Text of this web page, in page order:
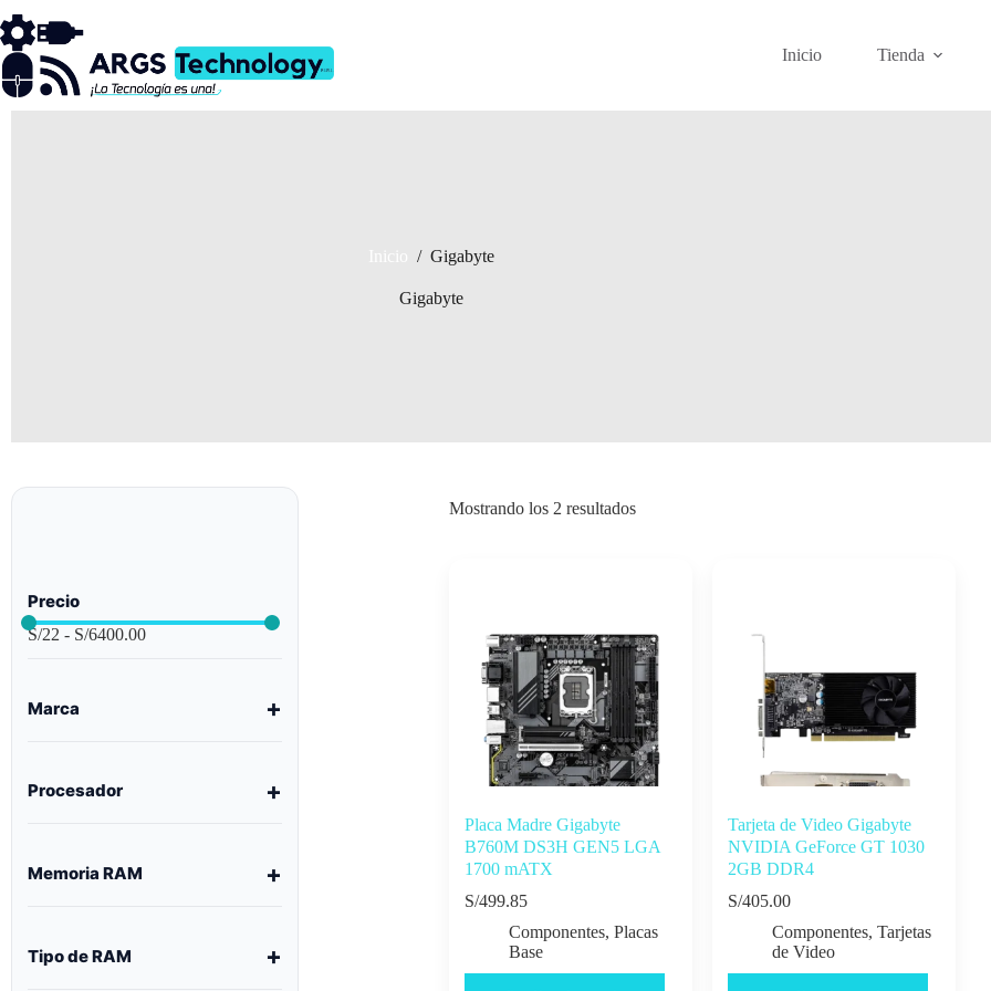
al
contenido
Inicio Tienda
/ Gigabyte
Gigabyte
Mostrando los 2 resultados
Placa Madre Gigabyte
B760M DS3H GEN5 LGA
1700 mATX
S/499.85
Componentes, Placas
Base
Tarjeta de Video Gigabyte
NVIDIA GeForce GT 1030
2GB DDR4
S/405.00
Componentes, Tarjetas
de Video
Precio
S/22 - S/6400.00
Marca
Procesador
Memoria RAM
Tipo de RAM